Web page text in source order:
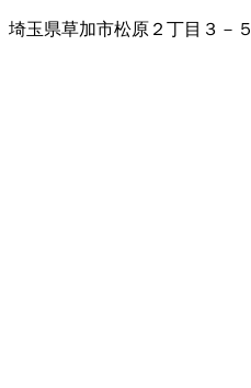
埼玉県草加市松原２丁目３－５